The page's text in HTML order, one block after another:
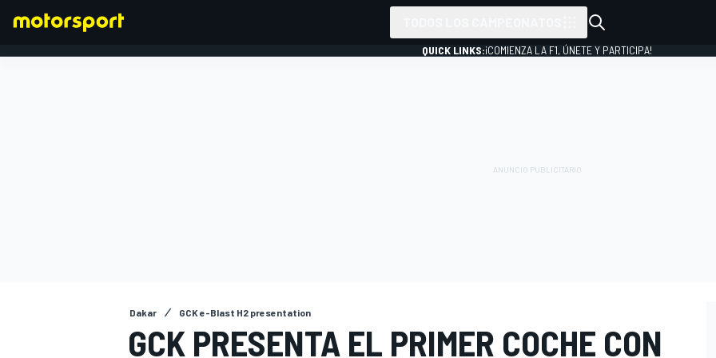
QUICK LINKS:¡COMIENZA LA F1, ÚNETE Y PARTICIPA!
Dakar GCK e-Blast H2 presentation
GCK PRESENTA EL PRIMER COCHE CON